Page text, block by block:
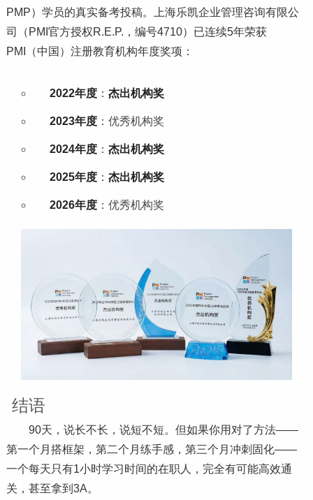
PMP）学员的真实备考投稿。上海乐凯企业管理咨询有限公
司（PMI官方授权R.E.P.，编号4710）已连续5年荣获
PMI（中国）注册教育机构年度奖项：
2022年度： 杰出机构奖
2023年度：优秀机构奖
2024年度： 杰出机构奖
2025年度： 杰出机构奖
2026年度：优秀机构奖
结语
90天，说长不长，说短不短。但如果你用对了方法——
第一个月搭框架，第二个月练手感，第三个月冲刺固化——
一个每天只有1小时学习时间的在职人，完全有可能高效通
关，甚至拿到3A。